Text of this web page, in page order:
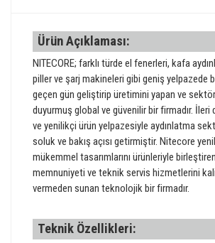
Ürün Açıklaması:
NITECORE; farklı türde el fenerleri, kafa
piller ve şarj makineleri gibi geniş yelpazede
geçen gün geliştirip üretimini yapan ve
duyurmuş global ve güvenilir bir firmadır.
ve yenilikçi ürün yelpazesiyle aydınlatma
soluk ve bakış açısı getirmiştir. Nitecore
mükemmel tasarımlarını ürünleriyle
memnuniyeti ve teknik servis hizmetlerini
vermeden sunan teknolojik bir firmadır.
Teknik Özellikleri: